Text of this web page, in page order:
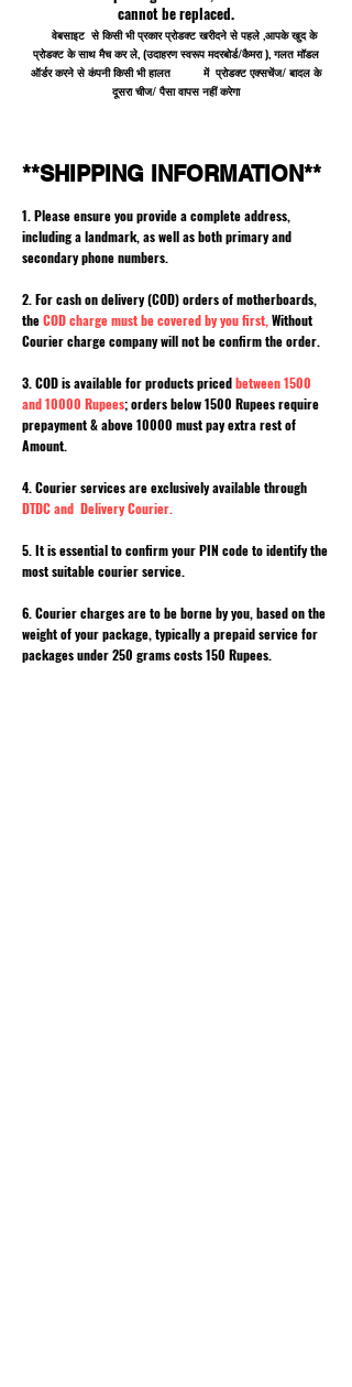
cannot be replaced.
वेबसाइट से किसी भी प्रकार प्रोडक्ट खरीदने से पहले ,आपके खुद के
प्रोडक्ट के साथ मैच कर ले, (उदाहरण स्वरूप मदरबोर्ड/कैमरा ), गलत मॉडल
ऑर्डर करने से कंपनी किसी भी हालत में प्रोडक्ट एक्सचेंज/ बादल के
दूसरा चीज/ पैसा वापस नहीं करेगा
**SHIPPING INFORMATION**
1. Please ensure you provide a complete address,
including a landmark, as well as both primary and
secondary phone numbers.
2. For cash on delivery (COD) orders of motherboards,
theCOD charge must be covered by you first, Without
Courier charge company will not be confirm the order.
3. COD is available for products pricedbetween 1500
and 10000 Rupees; orders below 1500 Rupees require
prepayment & above 10000 must pay extra rest of
Amount.
4. Courier services are exclusively available through
DTDC and Delivery Courier.
5. It is essential to confirm your PIN code to identify the
most suitable courier service.
6. Courier charges are to be borne by you, based on the
weight of your package, typically a prepaid service for
packages under 250 grams costs 150 Rupees.